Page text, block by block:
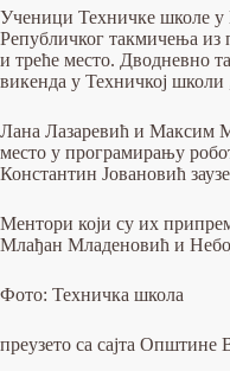
Ученици Техничке школе
Републичког такмичења из
и треће место. Дводневно
викенда у Техничкој
Лана Лазаревић и Максим
место у програмирању
Константин Јовановић
Ментори који су их
Млађан Младеновић и
Фото: Техничка школа
преузето са сајта